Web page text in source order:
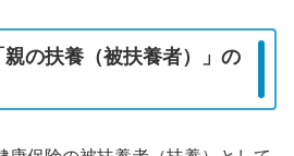
の扶養（被扶養者）」の